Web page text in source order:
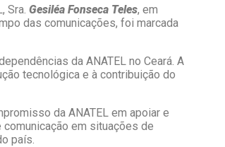
Sra. Gesiléa Fonseca Teles, em
das comunicações, foi marcada
da ANATEL no Ceará. A
tecnológica e à contribuição do
da ANATEL em apoiar e
em situações de
país.